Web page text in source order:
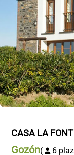
TIENDA
CASA LA
Gozón( 6